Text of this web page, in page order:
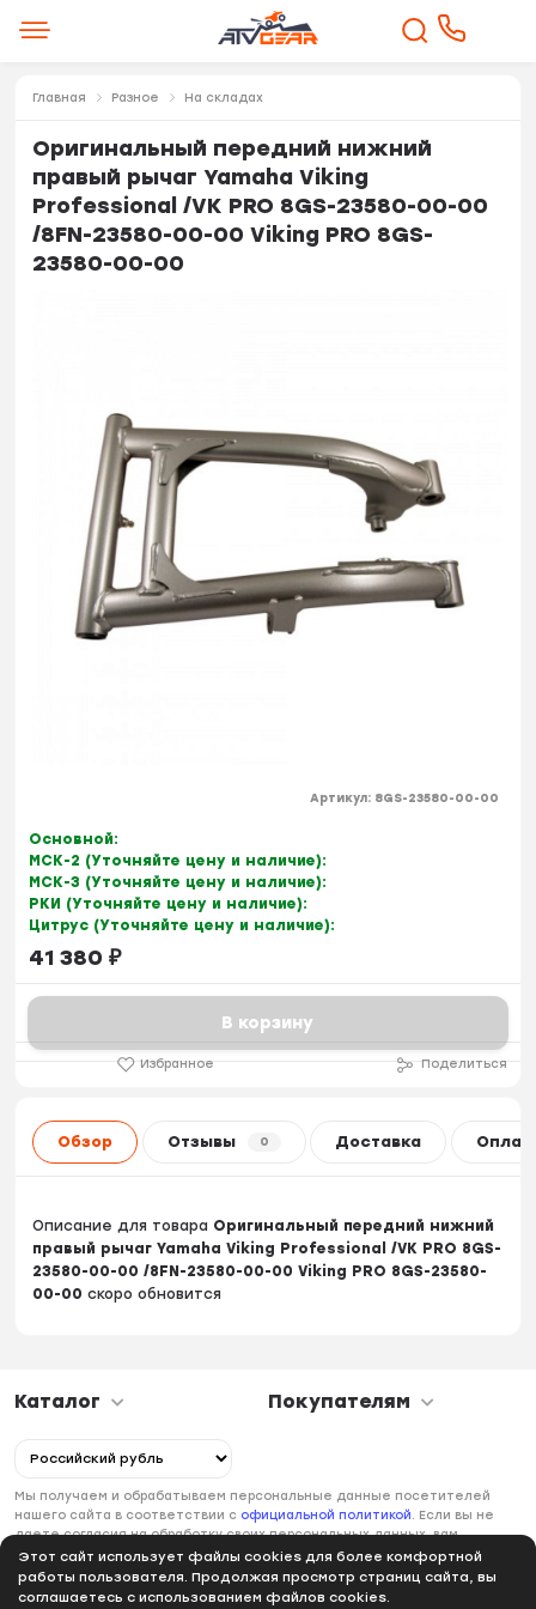
Этот сайт использует файлы cookies для более комфортной
работы пользователя. Продолжая просмотр страниц сайта, вы
соглашаетесь с использованием файлов cookies.
Главная Разное На складах
Оригинальный передний нижний
правый рычаг Yamaha Viking
Professional /VK PRO 8GS-23580-00-00
/8FN-23580-00-00 Viking PRO 8GS-
23580-00-00
Артикул: 8GS-23580-00-00
Основной:
МСК-2 (Уточняйте цену и наличие):
МСК-3 (Уточняйте цену и наличие):
РКИ (Уточняйте цену и наличие):
Цитрус (Уточняйте цену и наличие):
41 380 ₽
В корзину
Избранное Поделиться
Обзор Отзывы 0 Доставка
Описание для товара Оригинальный передний нижний
правый рычаг Yamaha Viking Professional /VK PRO 8GS-
23580-00-00 /8FN-23580-00-00 Viking PRO 8GS-23580-
00-00 скоро обновится
Каталог Покупателям
Мы получаем и обрабатываем персональные данные посетителей
нашего сайта в соответствии с официальной политикой
. Если вы не
даете согласия на обработку своих персональных данных, вам
необходимо покинуть наш сайт.